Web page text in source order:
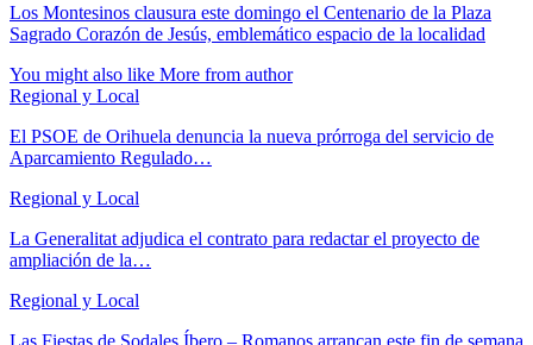
Los Montesinos clausura este domingo el Centenario de la Plaza
Sagrado Corazón de Jesús, emblemático espacio de la localidad
You might also like More from author
Regional y Local
El PSOE de Orihuela denuncia la nueva prórroga del servicio de
Aparcamiento Regulado…
Regional y Local
La Generalitat adjudica el contrato para redactar el proyecto de
ampliación de la…
Regional y Local
Las Fiestas de Sodales Íbero – Romanos arrancan este fin de semana